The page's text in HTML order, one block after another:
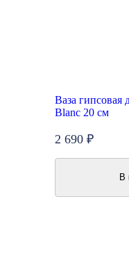
Ваза гипсовая
Blanc 20 см
2 690 ₽
В